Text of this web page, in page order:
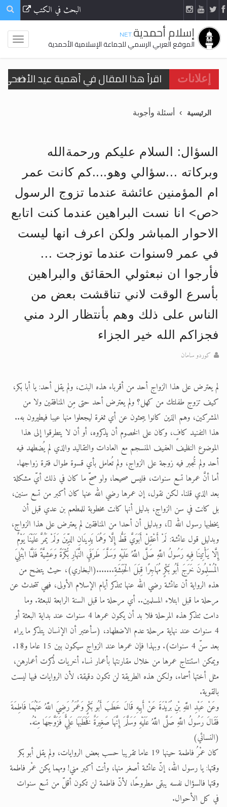
البحث في الكتب
إسلام أحمدية.NET
الموقع العربي الرسمي للجماعة الإسلامية الأحمدية
إعلانات
اقرأ هذا المقال في أهمية عيد
تعميم هامّ لأفراد الجماعة >> المزيد
تعميم هامّ لأفراد الجماعة >> المزيد
اقرأ هذا الكتاب وتعرّف على حقيقة
الحجّ.. دلالات، حِكم، وأهداف >> المزيد
اقرأ هذا المقال في أهمية عيد
الرئيسية أسئلة وأجوبة
السؤال: السلام عليكم ورحمةالله
وبركاته ...سؤالي وهو....كم كانت عمر
ام المؤمنين عائشة عندما تزوج الرسول
<ص> انا نست البراهين عندما كنت اتابع
الاحوار المباشر ولكن اعرف انها ليست
في عمر 9سنوات عندما توزجت ...
فأرجوا ان نبعثولي الحقائق والبراهين
بأسرع الوقت لاني تناقشت بعض من
الناس على ذلك وهم بأنتظار الرد مني
فجزاكم الله خير الجزاء
كوردو سامان
لم يعترض على هذا الزواج أحد من أقرباء هذه البنت، ولم يقل أحد: يا أبا بكر،
كيف تزوج طفلتك من كهل؟ ولم يعترض أحد حتى مِن المنافقين ولا من
المشركين، وهم الذين كانوا يبحثون عن أي ثغرة ليجعلوا منها عيبا فيطيرون به..
هذا التفنيد كافٍ، وكان على الخصوم أن يذكروه، أو أن لا يتطرقوا إلى هذا
الموضوع النظيف العفيف المنسجم مع العادات والتقاليد والذي لم يُضطهد فيه
أحد ولم تُجبر فيه زوجة على الزواج، ولم تُعامل بأي قسوة طوال فترة زواجها.
أما أنَّ عمرها تسع سنوات، فليس صحيحا، ولو صحّ ما كان في ذلك أيّ مشكلة
بعد الذي قلنا. لكن نقول، إن عمرها رضي الله عنها كان أكبر من تسع سنين،
بل كانت في سن الزواج، بدليل أنها كانت مخطوبة للمطعم بن عدي قبل أن
يخطبها رسول الله ، وبدليل أن أحدا من المنافقين لم يعترض على هذا الزواج،
وبدليل قول عائشة: لَمْ أَعْقِلْ أَبَوَيَّ قَطُّ إِلَّا وَهُمَا يَدِينَانِ الدِّينَ وَلَمْ يَمُرَّ عَلَيْنَا يَوْمٌ
إِلَّا يَأْتِينَا فِيهِ رَسُولُ اللَّهِ صَلَّى اللَّهُ عَلَيْهِ وَسَلَّمَ طَرَفَيِ النَّهَارِ بُكْرَةً وَعَشِيَّةً فَلَمَّا ابْتُلِيَ
الْمُسْلِمُونَ خَرَجَ أَبُو بَكْرٍ مُهَاجِرًا قِبَلَ الْحَبَشَةِ.......(البخاري)، حيث يتضح من
هذه الرواية أن عائشة رضي الله عنها تتذكر أيام الإسلام الأولى، فهي تتحدث عن
مرحلة ما قبل ابتلاء المسلمين.. أي مرحلة ما قبل السنة الرابعة للبعثة. وما
دامت تتذكر هذه المرحلة فلا بد أن يكون عمرها 4 سنوات عند بداية البعثة أو
4 سنوات عند نهاية مرحلة عدم الاضطهاد، (سأعتبر أن الإنسان يتذكر ما يراه
بعد سنّ 4 سنوات). وبهذا فإن عمرها عند الزواج سيكون بين 15 عاما و18.
ويمكن استنتاج عمرها من خلال مقارنتها بأعمار نساء أخريات ذُكرت أعمارهن،
مثل أختها أسماء، ولكن هذه الطريقة لن تكون دقيقة، لأن الروايات فيها ليست
بالقوية.
وعَنْ عَبْدِ اللَّهِ بْنِ بُرَيْدَةَ عَنْ أَبِيهِ قَالَ خَطَبَ أَبُو بَكْرٍ وَعُمَرُ رَضِيَ اللَّهُ عَنْهُمَا فَاطِمَةَ
فَقَالَ رَسُولُ اللَّهِ صَلَّى اللَّهُ عَلَيْهِ وَسَلَّمَ إِنَّهَا صَغِيرَةٌ فَخَطَبَهَا عَلِيٌّ فَزَوَّجَهَا مِنْهُ.
(النسائي)
كان عمْرُ فاطمة حينها 19 عاما تقريبا حسب بعض الروايات، ولم يقل أبو بكر
وقتها: يا رسول الله، إنّ عائشة أصغر منها، وأنت أكبر مني! ومهما يكن عمْر فاطمة
وقتها فالسؤال نفسه يبقى مطروحًا، لأنّ فاطمة لن تكون أقلّ من تسع سنوات
في كل الأحوال.